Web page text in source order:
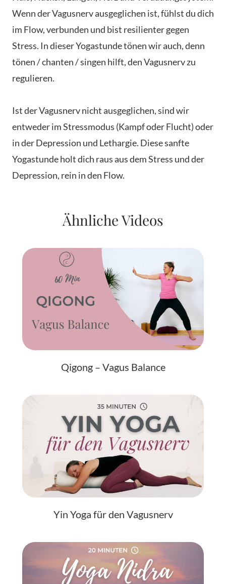
Wenn der Vagusnerv ausgeglichen ist, fühlst du dich
im Flow, verbunden und bist resilienter gegen
Stress. In dieser Yogastunde tönen wir auch, denn
tönen / chanten / singen hilft, den Vagusnerv zu
regulieren.
Ist der Vagusnerv nicht ausgeglichen, sind wir
entweder im Stressmodus (Kampf oder Flucht) oder
in der Depression und Lethargie. Diese sanfte
Yogastunde holt dich raus aus dem Stress und der
Depression, rein in den Flow.
Ähnliche Videos
Qigong – Vagus Balance
Yin Yoga für den Vagusnerv